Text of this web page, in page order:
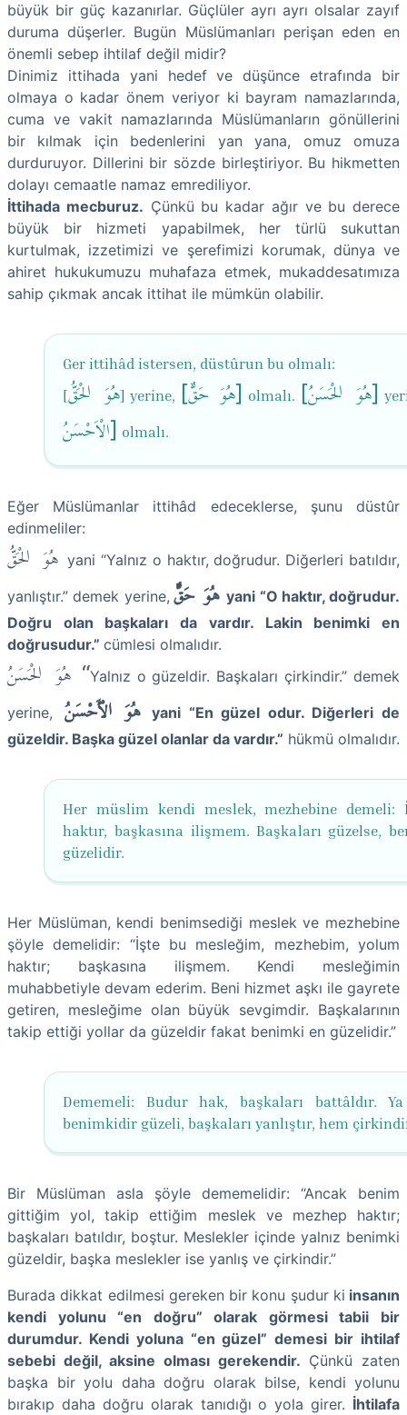
büyük bir güç kazanırlar. Güçlüler ayrı ayrı olsalar zayıf
duruma düşerler. Bugün Müslümanları perişan eden en
önemli sebep ihtilaf değil midir?
Dinimiz ittihada yani hedef ve düşünce etrafında bir
olmaya o kadar önem veriyor ki bayram namazlarında,
cuma ve vakit namazlarında Müslümanların gönüllerini
bir kılmak için bedenlerini yan yana, omuz omuza
durduruyor. Dillerini bir sözde birleştiriyor. Bu hikmetten
dolayı cemaatle namaz emrediliyor.
İttihada mecburuz. Çünkü bu kadar ağır ve bu derece
büyük bir hizmeti yapabilmek, her türlü sukuttan
kurtulmak, izzetimizi ve şerefimizi korumak, dünya ve
ahiret hukukumuzu muhafaza etmek, mukaddesatımıza
sahip çıkmak ancak ittihat ile mümkün olabilir.
Ger ittihâd istersen, düstûrun bu olmalı:
[هُوَ الْحَقُّ] yerine, [هُوَ حَقٌّ] olmalı. [هُوَ الْحَسَنُ]
الْاَحْسَنُ] olmalı.
Eğer Müslümanlar ittihâd edeceklerse, şunu düstûr
edinmeliler:
هُوَ الْحَقُّyani “Yalnız o haktır, doğrudur. Diğerleri batıldır,
yanlıştır.” demek yerine,
هُوَ حَقٌّyani “O haktır, doğrudur.
Doğru olan başkaları da vardır. Lakin benimki en
doğrusudur.” cümlesi olmalıdır.
هُوَ الْحَسَنُ “Yalnız o güzeldir. Başkaları çirkindir.” demek
yerine,
هُوَ الْأَحْسَنُyani “En güzel odur. Diğerleri de
güzeldir. Başka güzel olanlar da vardır.” hükmü olmalıdır.
Her müslim kendi meslek, mezhebine demeli:
haktır, başkasına ilişmem. Başkaları güzelse,
güzelidir.
Her Müslüman, kendi benimsediği meslek ve mezhebine
şöyle demelidir: “İşte bu mesleğim, mezhebim, yolum
haktır; başkasına ilişmem. Kendi mesleğimin
muhabbetiyle devam ederim. Beni hizmet aşkı ile gayrete
getiren, mesleğime olan büyük sevgimdir. Başkalarının
takip ettiği yollar da güzeldir fakat benimki en güzelidir.”
Dememeli: Budur hak, başkaları battâldır. Ya
benimkidir güzeli, başkaları yanlıştır, hem
Bir Müslüman asla şöyle dememelidir: “Ancak benim
gittiğim yol, takip ettiğim meslek ve mezhep haktır;
başkaları batıldır, boştur. Meslekler içinde yalnız benimki
güzeldir, başka meslekler ise yanlış ve çirkindir.”
Burada dikkat edilmesi gereken bir konu şudur ki insanın
kendi yolunu “en doğru” olarak görmesi tabii bir
durumdur. Kendi yoluna “en güzel” demesi bir ihtilaf
sebebi değil, aksine olması gerekendir. Çünkü zaten
başka bir yolu daha doğru olarak bilse, kendi yolunu
bırakıp daha doğru olarak tanıdığı o yola girer. İhtilafa